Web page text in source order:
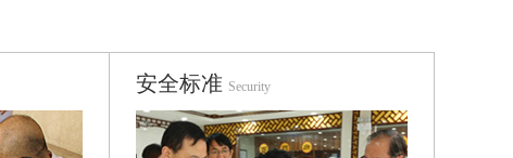
安全标准 Security